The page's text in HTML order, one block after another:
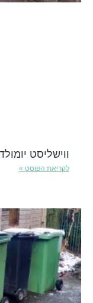
ווישליסט יומולדת 2022 – גיל 40
לקריאת הפוסט »